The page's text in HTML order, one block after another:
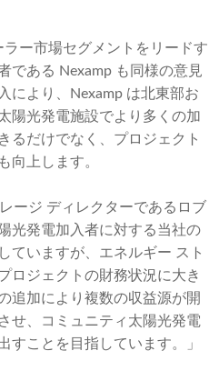
ー市場セグメントをリードす
である Nexamp も同様の意見
により、Nexamp は北東部お
陽光発電施設でより多くの加
るだけでなく、プロジェクト
向上します。
ージ ディレクターであるロブ
光発電加入者に対する当社の
ていますが、エネルギー スト
ロジェクトの財務状況に大き
追加により複数の収益源が開
せ、コミュニティ太陽光発電
すことを目指しています。」